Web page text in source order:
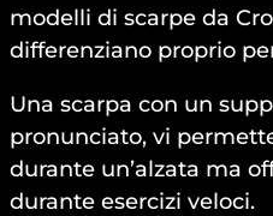
modelli di scarpe da
differenziano proprio
Una scarpa con un
pronunciato, vi
durante un’alzata ma
durante esercizi veloci.